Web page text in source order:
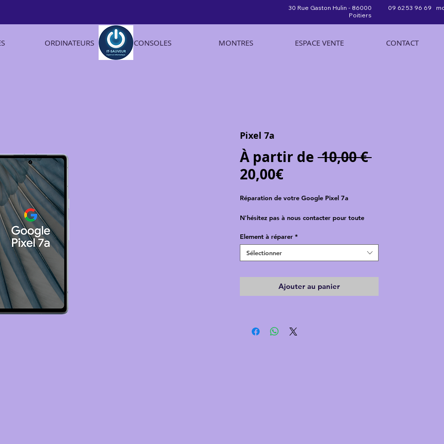
30 Rue Gaston Hulin - 86000
Poitiers
09 62 53 96 69
ORDINATEURS CONSOLES MONTRES ESPACE VENTE CONTACT
Pixel 7a
À partir de 10,00 € Prix
20,00€Prix
promotionnel
Réparation de votre Google Pixel 7a
N'hésitez pas à nous contacter pour toute
Element à réparer *
Sélectionner
Ajouter au panier